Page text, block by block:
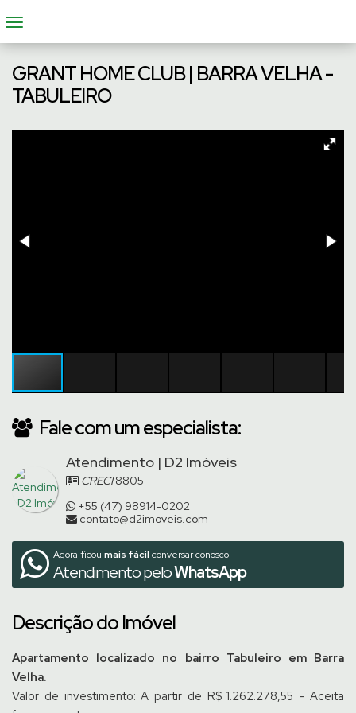
GRANT HOME CLUB | BARRA VELHA -
TABULEIRO
Fale com um especialista:
Atendimento | D2 Imóveis
CRECI8805
+55 (47) 98914-0202
contato@d2imoveis.com
Agora ficou mais fácil conversar conosco
Atendimento peloWhatsApp
Descrição do Imóvel
Apartamento localizado no bairro Tabuleiro em Barra
Velha.
Valor de investimento: A partir de R$ 1.262.278,55 - Aceita